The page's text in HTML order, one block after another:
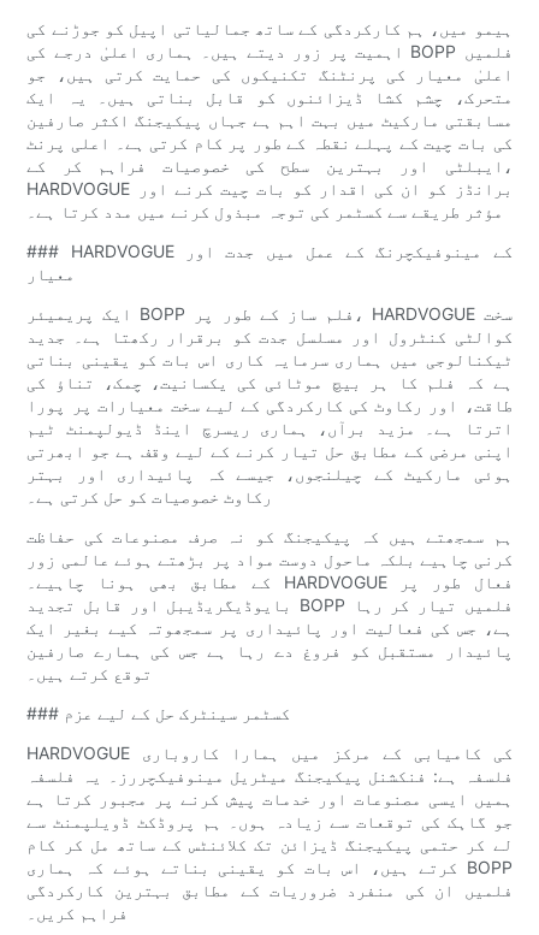
ہیمو میں، ہم کارکردگی کے ساتھ جمالیاتی اپیل کو جوڑنے کی
اہمیت پر زور دیتے ہیں۔ ہماری اعلیٰ درجے کی BOPP فلمیں
اعلیٰ معیار کی پرنٹنگ تکنیکوں کی حمایت کرتی ہیں، جو
متحرک، چشم کشا ڈیزائنوں کو قابل بناتی ہیں۔ یہ ایک
مسابقتی مارکیٹ میں بہت اہم ہے جہاں پیکیجنگ اکثر صارفین
کی بات چیت کے پہلے نقطہ کے طور پر کام کرتی ہے۔ اعلی پرنٹ
ایبلٹی اور بہترین سطح کی خصوصیات فراہم کر کے،
HARDVOGUE برانڈز کو ان کی اقدار کو بات چیت کرنے اور
مؤثر طریقے سے کسٹمر کی توجہ مبذول کرنے میں مدد کرتا ہے۔
### HARDVOGUE کے مینوفیکچرنگ کے عمل میں جدت اور
معیار
ایک پریمیئر BOPP فلم ساز کے طور پر، HARDVOGUE سخت
کوالٹی کنٹرول اور مسلسل جدت کو برقرار رکھتا ہے۔ جدید
ٹیکنالوجی میں ہماری سرمایہ کاری اس بات کو یقینی بناتی
ہے کہ فلم کا ہر بیچ موٹائی کی یکسانیت، چمک، تناؤ کی
طاقت، اور رکاوٹ کی کارکردگی کے لیے سخت معیارات پر پورا
اترتا ہے۔ مزید برآں، ہماری ریسرچ اینڈ ڈیولپمنٹ ٹیم
اپنی مرضی کے مطابق حل تیار کرنے کے لیے وقف ہے جو ابھرتی
ہوئی مارکیٹ کے چیلنجوں، جیسے کہ پائیداری اور بہتر
رکاوٹ خصوصیات کو حل کرتی ہے۔
ہم سمجھتے ہیں کہ پیکیجنگ کو نہ صرف مصنوعات کی حفاظت
کرنی چاہیے بلکہ ماحول دوست مواد پر بڑھتے ہوئے عالمی زور
کے مطابق بھی ہونا چاہیے۔ HARDVOGUE فعال طور پر
بایوڈیگریڈیبل اور قابل تجدید BOPP فلمیں تیار کر رہا
ہے، جس کی فعالیت اور پائیداری پر سمجھوتہ کیے بغیر ایک
پائیدار مستقبل کو فروغ دے رہا ہے جس کی ہمارے صارفین
توقع کرتے ہیں۔
### کسٹمر سینٹرک حل کے لیے عزم
HARDVOGUE کی کامیابی کے مرکز میں ہمارا کاروباری
فلسفہ ہے: فنکشنل پیکیجنگ میٹریل مینوفیکچررز۔ یہ فلسفہ
ہمیں ایسی مصنوعات اور خدمات پیش کرنے پر مجبور کرتا ہے
جو گاہک کی توقعات سے زیادہ ہوں۔ ہم پروڈکٹ ڈویلپمنٹ سے
لے کر حتمی پیکیجنگ ڈیزائن تک کلائنٹس کے ساتھ مل کر کام
کرتے ہیں، اس بات کو یقینی بناتے ہوئے کہ ہماری BOPP
فلمیں ان کی منفرد ضروریات کے مطابق بہترین کارکردگی
فراہم کریں۔